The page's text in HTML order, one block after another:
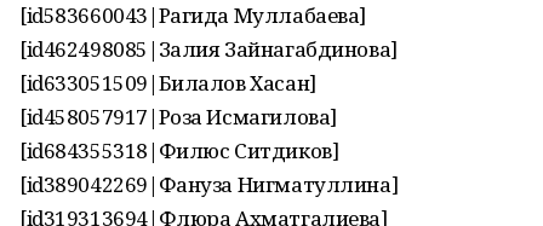
[id583660043|Рагида Муллабаева]
[id462498085|Залия Зайнагабдинова]
[id633051509|Билалов Хасан]
[id458057917|Роза Исмагилова]
[id684355318|Филюс Ситдиков]
[id389042269|Фануза Нигматуллина]
[id319313694|Флюра Ахматгалиева]